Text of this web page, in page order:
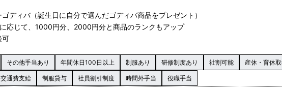
ゴディバ（誕生日に自分で選んだゴディバ商品をプレゼント）
応じて、1000円分、2000円分と商品のランクもアップ
可
その他手当あり 年間休日100日以上 制服あり 研修制度あり 社割可能 産休・育休
交通費支給 制服貸与 社員割引制度 時間外手当 役職手当